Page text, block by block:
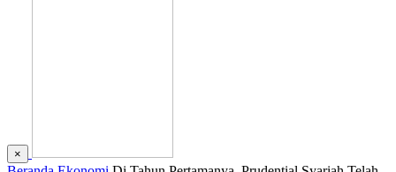
×